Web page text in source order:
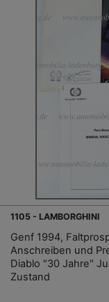
1105 - LAMBORGHINI
Genf 1994,
Anschreiben und
Diablo "30 Jahre"
Zustand